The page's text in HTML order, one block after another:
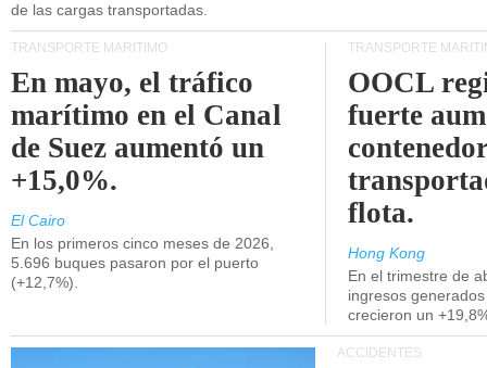
de las cargas transportadas.
TRANSPORTE MARÍTIMO
En mayo, el tráfico
marítimo en el Canal
de Suez aumentó un
+15,0%.
El Cairo
En los primeros cinco meses de 2026,
5.696 buques pasaron por el puerto
(+12,7%).
TRANSPORTE
OOCL
fuerte
flota.
Hong Kong
En el trimestre de
ingresos
crecieron un
ACCIDENTES